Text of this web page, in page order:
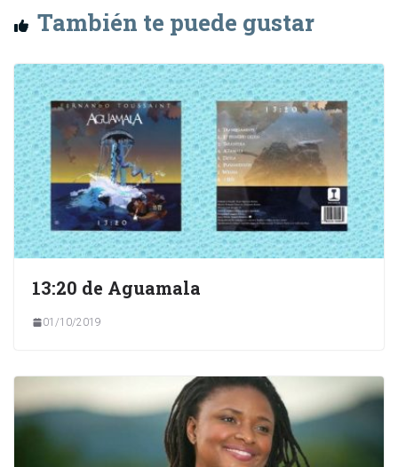
También te puede gustar
13:20 de Aguamala
01/10/2019